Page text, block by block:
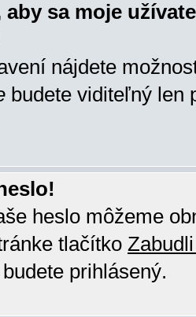
aby sa moje
nájdete
budete viditeľný len
heslo môžeme
tlačítko
prihlásený.